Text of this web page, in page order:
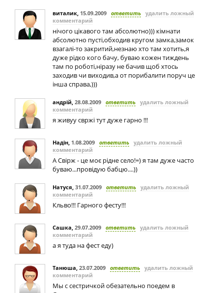
виталик, 15.09.2009 ответить удалить ложный
комментарий
нічого цікавого там абсолютно))) кімнати
абсолютно пусті,обходив кругом замка,замок
взагалі-то закритий,незнаю хто там хотить,я
дуже рідко кого бачу, буваю кожен тиждень
там по роботі,ніразу не бачив щоб хтось
заходив чи виходив,а от порибалити поруч це
інша справа,)))
андрій, 28.08.2009 ответить удалить ложный
комментарий
я живуу свржі тут дуже гарно !!!
Надін, 1.08.2009 ответить удалить ложный
комментарий
А Свірж - це моє рідне село!=) я там дуже часто
буваю...провідую бабцю....))
Натуся, 31.07.2009 ответить удалить ложный
комментарий
Кльво!!! Гарного фесту!!!
Сашка, 29.07.2009 ответить удалить ложный
комментарий
а я туда на фест еду)
Танюша, 23.07.2009 ответить удалить ложный
комментарий
Мы с сестричкой обезательно поедем в